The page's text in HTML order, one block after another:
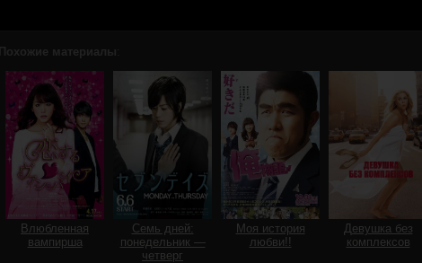
Похожие материалы
Влюбленная
вампирша
Семь дней:
понедельник —
четверг
Моя история
любви!!
Девушка без
комплексов